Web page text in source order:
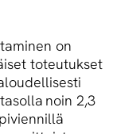
on
toteutukset
noin 2,3